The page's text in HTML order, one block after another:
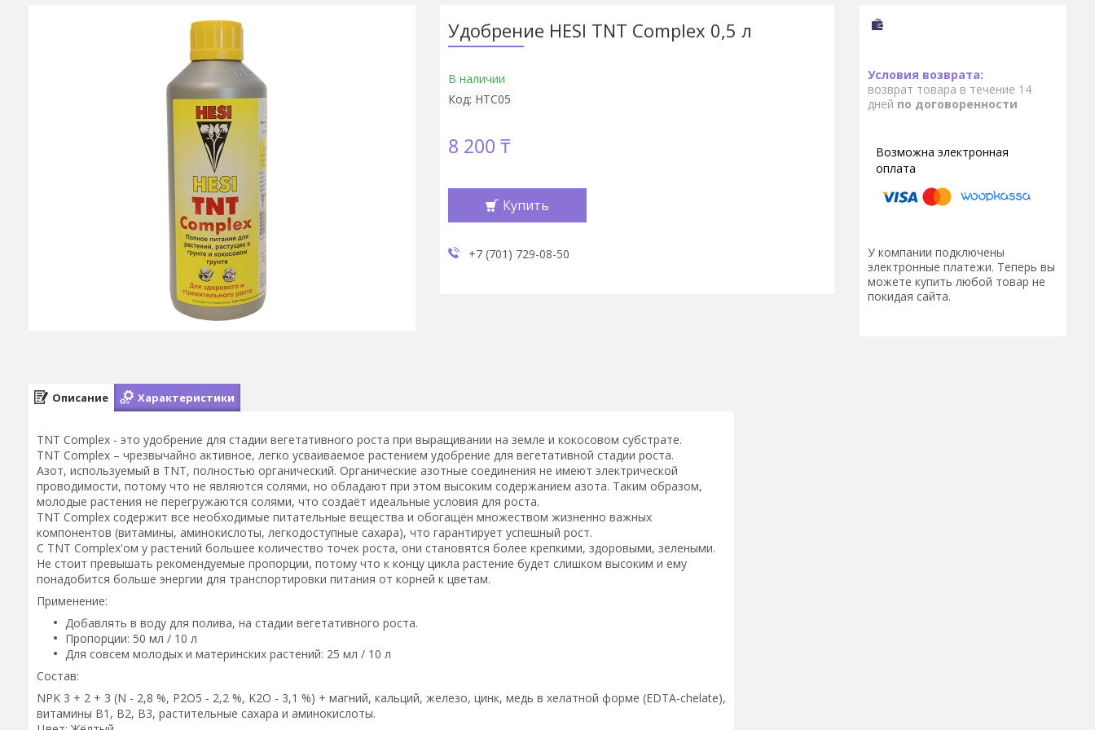
Удобрение HESI TNT Complex 0,5 л
В наличии
Код: HTC05
8 200 ₸
Купить
+7 (701) 729-08-50
возврат товара в течение 14
дней по договоренности
У компании подключены
электронные платежи. Теперь вы
можете купить любой товар не
покидая сайта.
Описание Характеристики
TNT Complex - это удобрение для стадии вегетативного роста при выращивании на земле и кокосовом субстрате.
TNT Complex – чрезвычайно активное, легко усваиваемое растением удобрение для вегетативной стадии роста.
Азот, используемый в TNT, полностью органический. Органические азотные соединения не имеют электрической
проводимости, потому что не являются солями, но обладают при этом высоким содержанием азота. Таким образом,
молодые растения не перегружаются солями, что создаёт идеальные условия для роста.
TNT Complex содержит все необходимые питательные вещества и обогащён множеством жизненно важных
компонентов (витамины, аминокислоты, легкодоступные сахара), что гарантирует успешный рост.
С TNT Complex'ом у растений большее количество точек роста, они становятся более крепкими, здоровыми, зелеными.
Не стоит превышать рекомендуемые пропорции, потому что к концу цикла растение будет слишком высоким и ему
понадобится больше энергии для транспортировки питания от корней к цветам.
Применение:
Добавлять в воду для полива, на стадии вегетативного роста.
Пропорции: 50 мл / 10 л
Для совсем молодых и материнских растений: 25 мл / 10 л
Состав:
NPK 3 + 2 + 3 (N - 2,8 %, P2O5 - 2,2 %, K2O - 3,1 %) + магний, кальций, железо, цинк, медь в хелатной форме (EDTA-chelate),
витамины B1, B2, B3, растительные сахара и аминокислоты.